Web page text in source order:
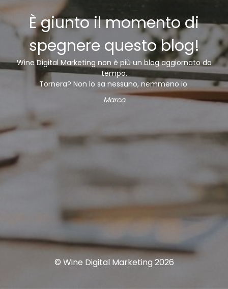
È giunto il momento di
spegnere questo blog!
Wine Digital Marketing non è più un blog aggiornato da
tempo.
Tornera? Non lo sa nessuno, nemmeno io.
Marco
© Wine Digital Marketing 2026